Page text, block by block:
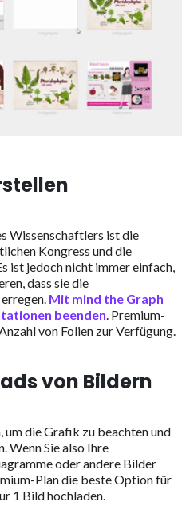
Wissenschaftlers ist die
Kongress und die
ist jedoch nicht immer einfach,
dass sie die
Mit mind the Graph
beenden. Premium-
von Folien zur Verfügung.
von Bildern
um die Grafik zu beachten und
Wenn Sie also Ihre
oder andere Bilder
Plan die beste Option für
1 Bild hochladen.